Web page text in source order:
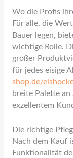
Wo die Profis
Für alle, die
Bauer legen,
wichtige Rolle.
großer
für jedes eisige
shop.de/
breite Palette
exzellentem
Die richtige
Nach dem Kauf
Funktionalität